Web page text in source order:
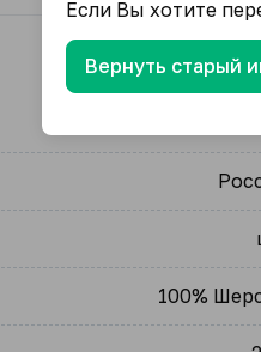
100%
Если Вы хотите
Вернуть старый